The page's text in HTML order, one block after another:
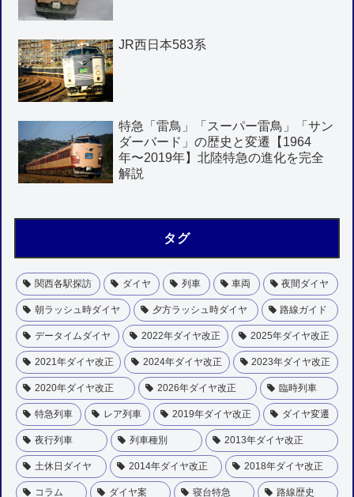
JR西日本583系
特急「雷鳥」「スーパー雷鳥」「サン
ダーバード」の歴史と変遷【1964
年〜2019年】北陸特急の進化を完全
解説
タグ
関西各駅探訪 ダイヤ 列車 車両 夜間ダイヤ
朝ラッシュ時ダイヤ 夕方ラッシュ時ダイヤ 路線ガイド
データイムダイヤ 2022年ダイヤ改正 2025年ダイヤ改正
2021年ダイヤ改正 2024年ダイヤ改正 2023年ダイヤ改正
2020年ダイヤ改正 2026年ダイヤ改正 臨時列車
特急列車 レア列車 2019年ダイヤ改正 ダイヤ変遷
夜行列車 列車種別 2013年ダイヤ改正
土休日ダイヤ 2014年ダイヤ改正 2018年ダイヤ改正
コラム ダイヤ案 寝台特急 路線歴史